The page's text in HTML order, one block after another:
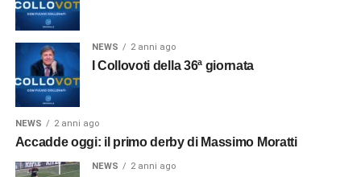
NEWS 2 anni ago
I Collovoti della 36ª giornata
NEWS 2 anni ago
Accadde oggi: il primo derby di Massimo Moratti
NEWS 2 anni ago